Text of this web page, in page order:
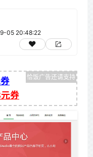
05 20:48:22
券